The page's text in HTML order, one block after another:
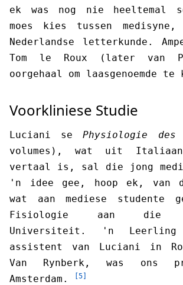
ek was nog nie heeltemal
moes kies tussen
Nederlandse letterkunde.
Tom le Roux (later van
oorgehaal om laasgenoemde te
Voorkliniese Studie
Luciani sePhysiologie des
volumes), wat uit
vertaal is, sal die jong
'n idee gee, hoop ek, van
wat aan mediese
Fisiologie aan die
Universiteit. 'n
assistent van Luciani in
Van Rynberk, was ons
Amsterdam.
[5]